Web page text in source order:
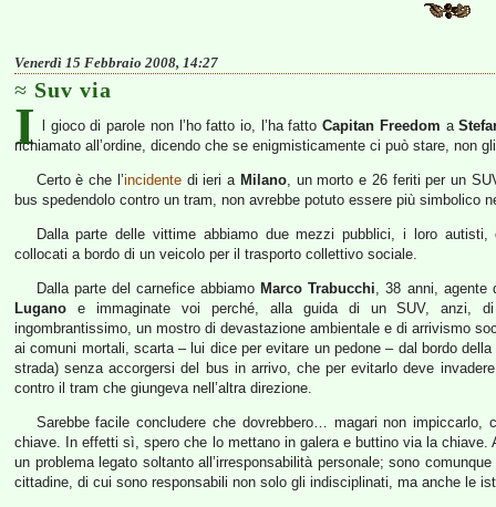
Venerdì 15 Febbraio 2008, 14:27
Suv via
I l gioco di parole non l’ho fatto io, l’ha fattoCapitan Freedom a
richiamato all’ordine, dicendo che se enigmisticamente ci può stare, non
Certo è che l’incidentedi ieri a Milano, un morto e 26 feriti per un
bus spedendolo contro un tram, non avrebbe potuto essere più simbolico
Dalla parte delle vittime abbiamo due mezzi pubblici, i loro
collocati a bordo di un veicolo per il trasporto collettivo sociale.
Dalla parte del carnefice abbiamo Marco Trabucchi, 38 anni, agente
Lugano e immaginate voi perché, alla guida di un SUV, anzi,
ingombrantissimo, un mostro di devastazione ambientale e di arrivismo
ai comuni mortali, scarta – lui dice per evitare un pedone – dal bordo
strada) senza accorgersi del bus in arrivo, che per evitarlo deve
contro il tram che giungeva nell’altra direzione.
Sarebbe facile concludere che dovrebbero… magari non
chiave. In effetti sì, spero che lo mettano in galera e buttino via la
un problema legato soltanto all’irresponsabilità personale; sono
cittadine, di cui sono responsabili non solo gli indisciplinati, ma anche le